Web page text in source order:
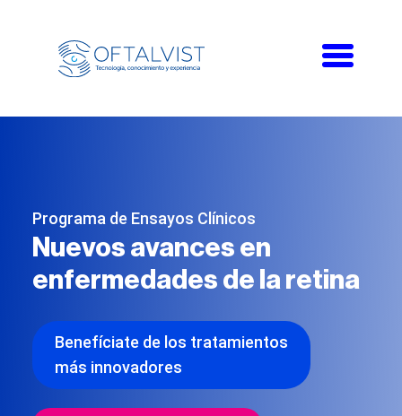
Toggle
Programa de Ensayos Clínicos
Nuevos avances en
enfermedades de la retina
Benefíciate de los tratamientos
más innovadores